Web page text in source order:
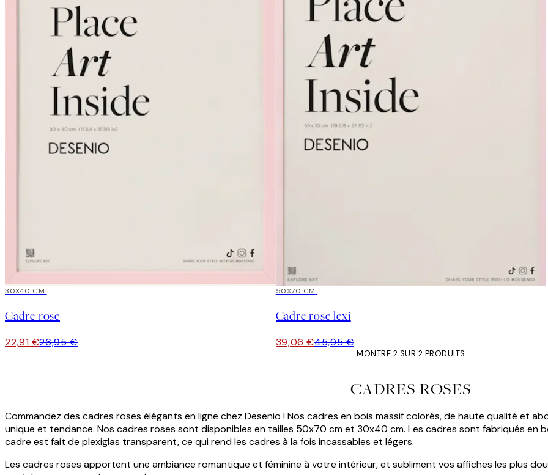
15%*
30X40 CM
Cadre rose
22,91 €26,95 €
15%*
50X70 CM
Cadre rose lexi
39,06 €45,95 €
MONTRE 2 SUR 2 PRODUITS
CADRES ROSES
Commandez des cadres roses élégants en ligne chez Desenio ! Nos cadres en bois massif colorés, de haute qualité et
unique et tendance. Nos cadres roses sont disponibles en tailles 50x70 cm et 30x40 cm. Les cadres sont fabriqués
cadre est fait de plexiglas transparent, ce qui rend les cadres à la fois incassables et légers.
Les cadres roses apportent une ambiance romantique et féminine à votre intérieur, et subliment vos affiches les plus